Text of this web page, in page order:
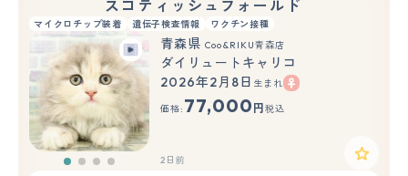
スコティッシュフォールド
マイクロチップ装着 遺伝子検査情報 ワクチン接種
青森県 Coo&RIKU青森店
ダイリュートキャリコ
2026年2月8日 生まれ
価格: 77,000 円 税込
2日前